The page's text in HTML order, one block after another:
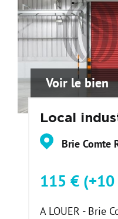
Voir le bien
Local
Brie Comte
115 €
A LOUER - Brie